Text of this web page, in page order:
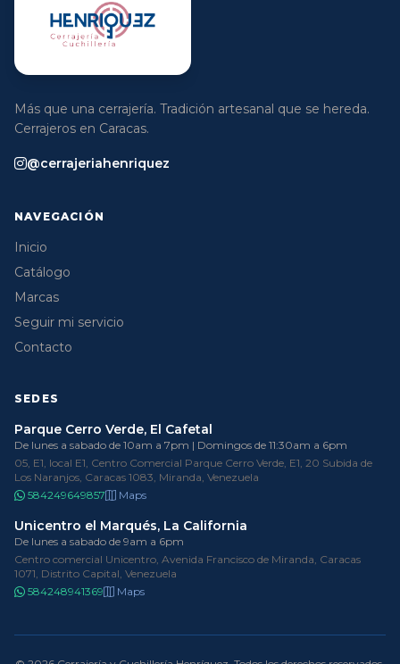
Más que una cerrajería. Tradición artesanal que se hereda.
Cerrajeros en Caracas.
@cerrajeriahenriquez
NAVEGACIÓN
Inicio
Catálogo
Marcas
Seguir mi servicio
Contacto
SEDES
Parque Cerro Verde, El Cafetal
De lunes a sabado de 10am a 7pm | Domingos de 11:30am a 6pm
05, E1, local E1, Centro Comercial Parque Cerro Verde, E1, 20 Subida de
Los Naranjos, Caracas 1083, Miranda, Venezuela
584249649857
Maps
Unicentro el Marqués, La California
De lunes a sabado de 9am a 6pm
Centro comercial Unicentro, Avenida Francisco de Miranda, Caracas
1071, Distrito Capital, Venezuela
584248941369
Maps